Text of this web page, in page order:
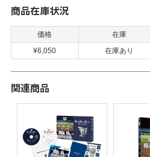
商品在庫状況
価格 在庫
¥6,050
在庫あり
関連商品